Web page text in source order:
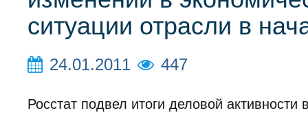
ситуации отрасли в
24.01.2011 447
Росстат подвел итоги деловой активности